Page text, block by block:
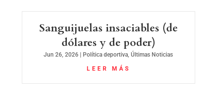
Sanguijuelas insaciables (de
dólares y de poder)
Jun 26, 2026 | Política deportiva ,Últimas Noticias
LEER MÁS